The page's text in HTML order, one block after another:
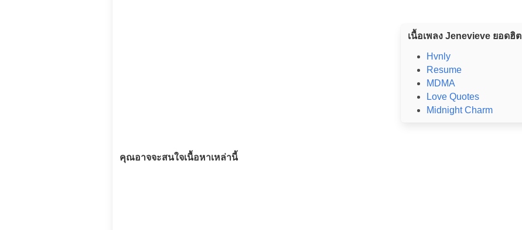
เนื้อเพลง Jenevieve ยอดฮิต
Hvnly
Resume
MDMA
Love Quotes
Midnight Charm
คุณอาจจะสนใจเนื้อหาเหล่านี้